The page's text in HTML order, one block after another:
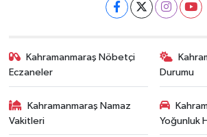
Kahramanmaraş Nöbetçi
Eczaneler
Durumu
Kahramanmaraş Namaz
Vakitleri
Yoğunluk